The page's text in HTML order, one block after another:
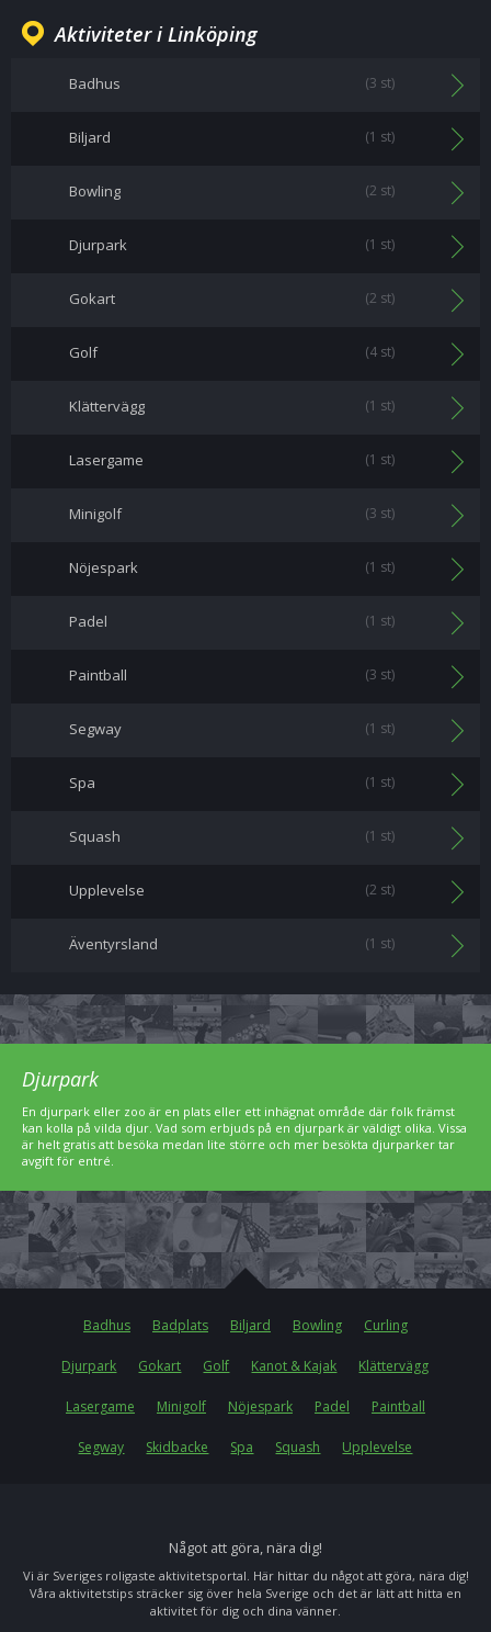
Aktiviteter i Linköping
Badhus (3 st)
Biljard (1 st)
Bowling (2 st)
Djurpark (1 st)
Gokart (2 st)
Golf (4 st)
Klättervägg (1 st)
Lasergame (1 st)
Minigolf (3 st)
Nöjespark (1 st)
Padel (1 st)
Paintball (3 st)
Segway (1 st)
Spa (1 st)
Squash (1 st)
Upplevelse (2 st)
Äventyrsland (1 st)
Djurpark
En djurpark eller zoo är en plats eller ett inhägnat område där folk främst
kan kolla på vilda djur. Vad som erbjuds på en djurpark är väldigt olika. Vissa
är helt gratis att besöka medan lite större och mer besökta djurparker tar
avgift för entré.
Badhus Badplats Biljard Bowling Curling
Djurpark Gokart Golf Kanot & Kajak Klättervägg
Lasergame Minigolf Nöjespark Padel Paintball
Segway Skidbacke Spa Squash Upplevelse
Något att göra, nära dig!
Vi är Sveriges roligaste aktivitetsportal. Här hittar du något att göra, nära dig!
Våra aktivitetstips sträcker sig över hela Sverige och det är lätt att hitta en
aktivitet för dig och dina vänner.